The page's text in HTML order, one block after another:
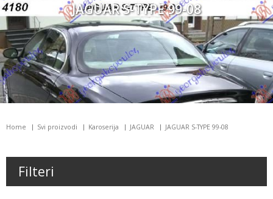
JAGUAR S-TYPE 99-08
Home Svi proizvodi Karoserija JAGUAR JAGUAR S-TYPE 99-08
Filteri